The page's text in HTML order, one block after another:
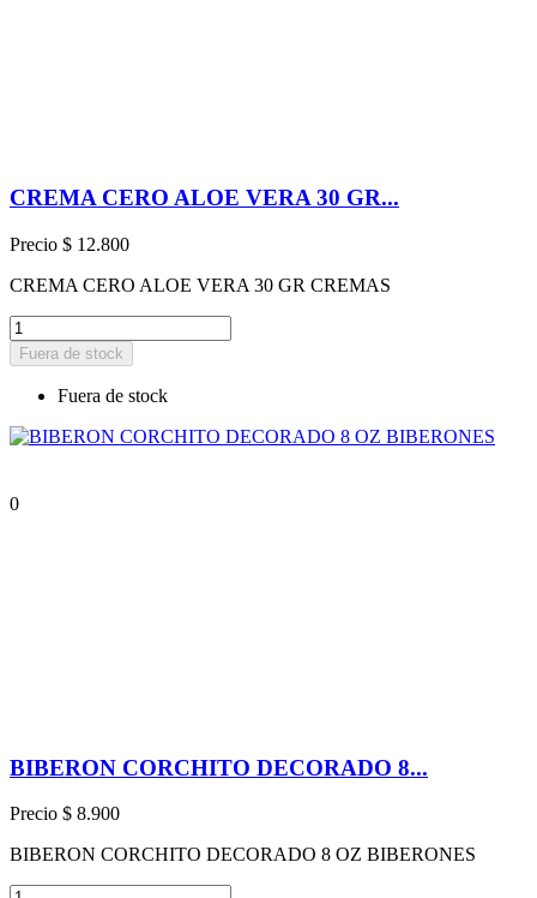
CREMA CERO ALOE VERA 30 GR...
Precio $ 12.800
CREMA CERO ALOE VERA 30 GR CREMAS
Fuera de stock
Fuera de stock
0
BIBERON CORCHITO DECORADO 8...
Precio $ 8.900
BIBERON CORCHITO DECORADO 8 OZ BIBERONES